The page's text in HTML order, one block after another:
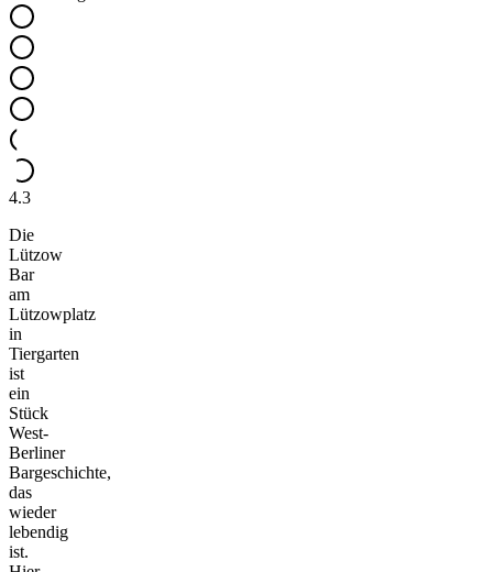
4.3
Die
Lützow
Bar
am
Lützowplatz
in
Tiergarten
ist
ein
Stück
West-
Berliner
Bargeschichte,
das
wieder
lebendig
ist.